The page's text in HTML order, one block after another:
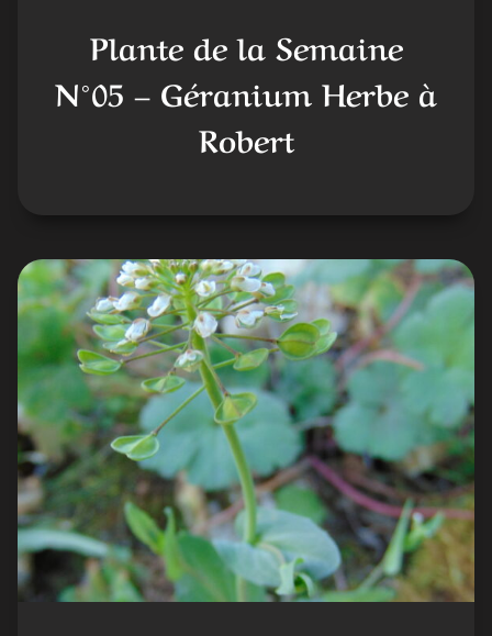
Plante de la Semaine
N°05 – Géranium Herbe à
Robert